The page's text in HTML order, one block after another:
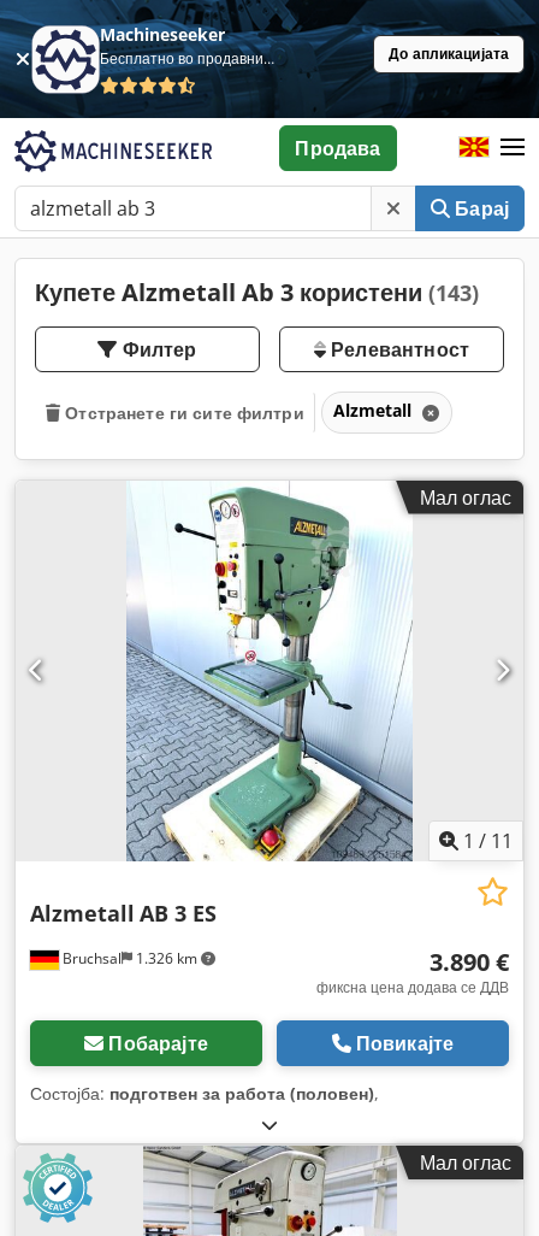
Machineseeker
Бесплатно во продавница До апликацијата
Барај
Продава
Купете Alzmetall Ab 3 користени (143)
Филтер Релевантност
Отстранете ги сите филтри Alzmetall
Мал оглас
1 / 11
Bruchsal 1.326 km
Alzmetall AB 3 ES
3.890 €
фиксна цена додава се ДДВ
Побарајте Повикајте
Состојба: подготвен за работа (половен),
Мал оглас